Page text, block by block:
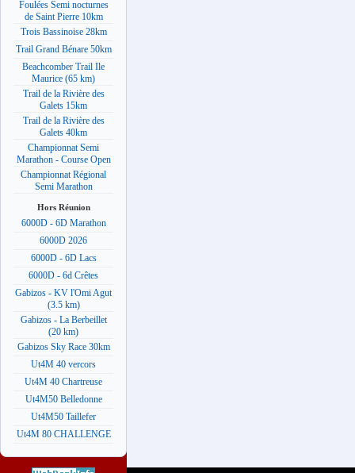
Foulées Semi nocturnes
de Saint Pierre 10km
Trois Bassinoise 28km
Trail Grand Bénare 50km
Beachcomber Trail Ile
Maurice (65 km)
Trail de la Rivière des
Galets 15km
Trail de la Rivière des
Galets 40km
Championnat Semi
Marathon - Course Open
Championnat Régional
Semi Marathon
Hors Réunion
6000D - 6D Marathon
6000D 2026
6000D - 6D Lacs
6000D - 6d Crêtes
Gabizos - KV l'Omi Agut
(3.5 km)
Gabizos - La Berbeillet
(20 km)
Gabizos Sky Race 30km
Ut4M 40 vercors
Ut4M 40 Chartreuse
Ut4M50 Belledonne
Ut4M50 Taillefer
Ut4M 80 CHALLENGE